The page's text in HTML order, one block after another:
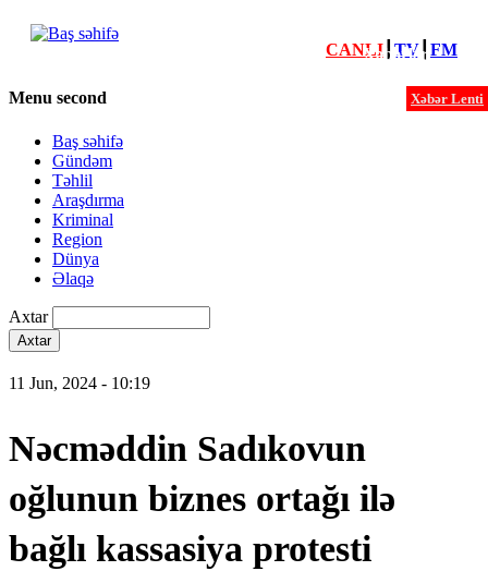
Xəbərlər
Xəbər Lenti
CANLI┃ TV┃ FM
Menu second
Baş səhifə
Gündəm
Təhlil
Araşdırma
Kriminal
Region
Dünya
Əlaqə
Axtar
11 Jun, 2024 - 10:19
Nəcməddin Sadıkovun
oğlunun biznes ortağı ilə
bağlı kassasiya protesti